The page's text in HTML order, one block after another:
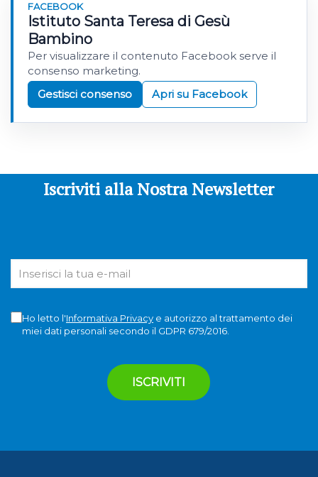
FACEBOOK
Istituto Santa Teresa di Gesù
Bambino
Per visualizzare il contenuto Facebook serve il
consenso marketing.
Gestisci consenso
Apri su Facebook
Iscriviti alla Nostra Newsletter
Ho letto l'Informativa Privacye autorizzo al trattamento dei
miei dati personali secondo il GDPR 679/2016.